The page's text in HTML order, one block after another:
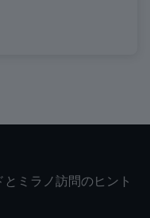
ミラノ訪問のヒント